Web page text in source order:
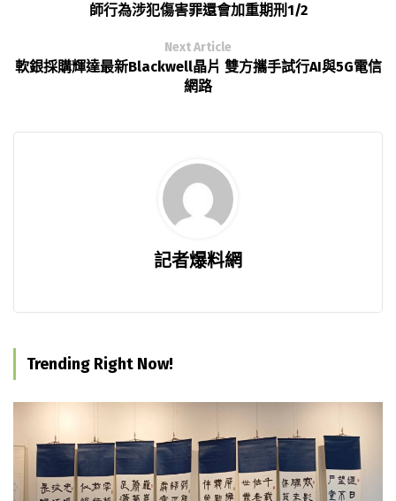
師行為涉犯傷害罪還會加重期刑1/2
Next Article
軟銀採購輝達最新Blackwell晶片 雙方攜手試行AI與5G電信
網路
記者爆料網
Trending Right Now!